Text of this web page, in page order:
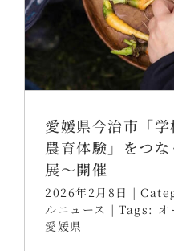
愛媛県今治市「
農育体験」をつ
展～開催
2026年2月8日 |
ルニュース | Tags: オ
愛媛県